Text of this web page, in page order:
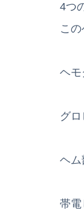
4つ
こ
ヘモ
グ
ヘム
帯電